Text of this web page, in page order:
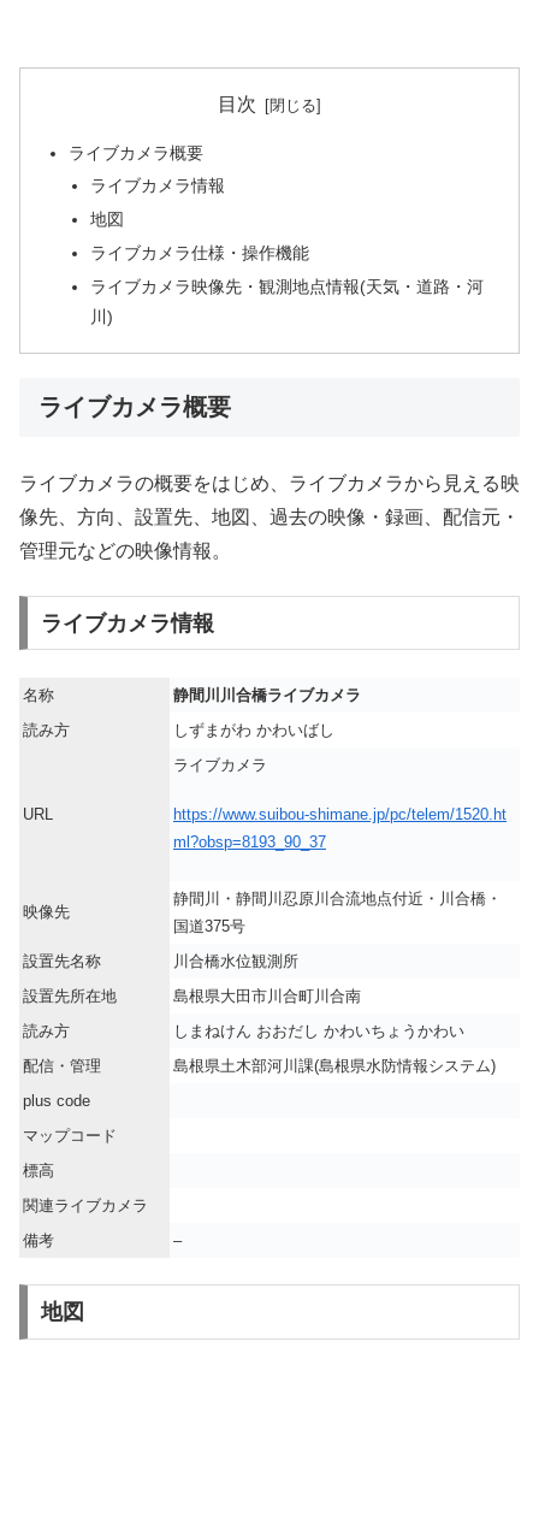
目次
ライブカメラ概要
ライブカメラ情報
地図
ライブカメラ仕様・操作機能
ライブカメラ映像先・観測地点情報(天気・道路・河
川)
ライブカメラ概要
ライブカメラの概要をはじめ、ライブカメラから見える映
像先、方向、設置先、地図、過去の映像・録画、配信元・
管理元などの映像情報。
ライブカメラ情報
名称
静間川川合橋ライブカメラ
読み方
しずまがわ かわいばし
URL
ライブカメラ
https://www.suibou-shimane.jp/pc/telem/1520.ht
ml?obsp=8193_90_37
映像先
静間川・静間川忍原川合流地点付近・川合橋・
国道375号
設置先名称
川合橋水位観測所
設置先所在地
島根県大田市川合町川合南
読み方
しまねけん おおだし かわいちょうかわい
配信・管理
島根県土木部河川課(島根県水防情報システム)
plus code
マップコード
標高
関連ライブカメラ
備考
–
地図